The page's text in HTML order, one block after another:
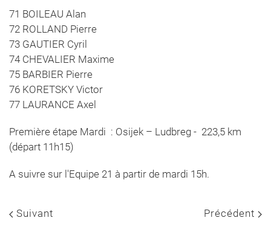
71 BOILEAU Alan
72 ROLLAND Pierre
73 GAUTIER Cyril
74 CHEVALIER Maxime
75 BARBIER Pierre
76 KORETSKY Victor
77 LAURANCE Axel
Première étape Mardi : Osijek – Ludbreg - 223,5 km
(départ 11h15)
A suivre sur l'Equipe 21 à partir de mardi 15h.
Suivant Précédent